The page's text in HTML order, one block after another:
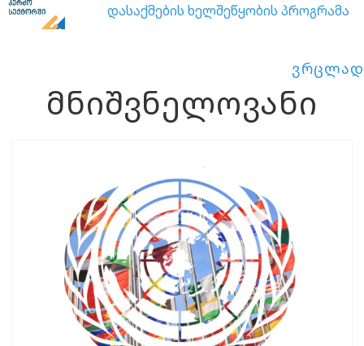
დასაქმების ხელშეწყობის პროგრამა
ვრცლად
მნიშვნელოვანი